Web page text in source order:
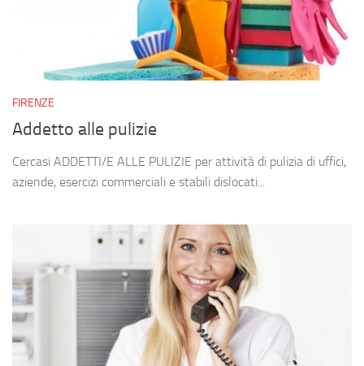
FIRENZE
Addetto alle pulizie
Cercasi ADDETTI/E ALLE PULIZIE per attività di pulizia di uffici,
aziende, esercizi commerciali e stabili dislocati...